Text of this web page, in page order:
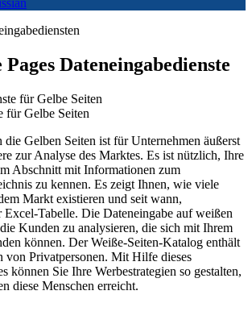
Dateneingabedienste
für Gelbe Seiten
Gelben Seiten ist für Unternehmen äußerst
zur Analyse des Marktes. Es ist nützlich, Ihre
Abschnitt mit Informationen zum
zu kennen. Es zeigt Ihnen, wie viele
Markt existieren und seit wann,
Excel-Tabelle. Die Dateneingabe auf weißen
Kunden zu analysieren, die sich mit Ihrem
können. Der Weiße-Seiten-Katalog enthält
von Privatpersonen. Mit Hilfe dieses
können Sie Ihre Werbestrategien so gestalten,
diese Menschen erreicht.